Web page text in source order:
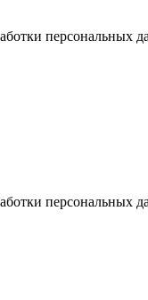
персональных
персональных